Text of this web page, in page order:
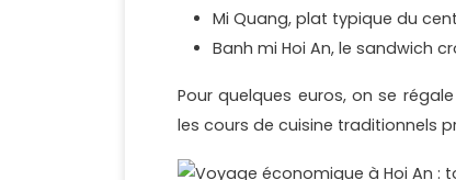
Mi Quang, plat typique du
Banh mi Hoi An, le sandwich
Pour quelques euros, on se
les cours de cuisine traditionnels